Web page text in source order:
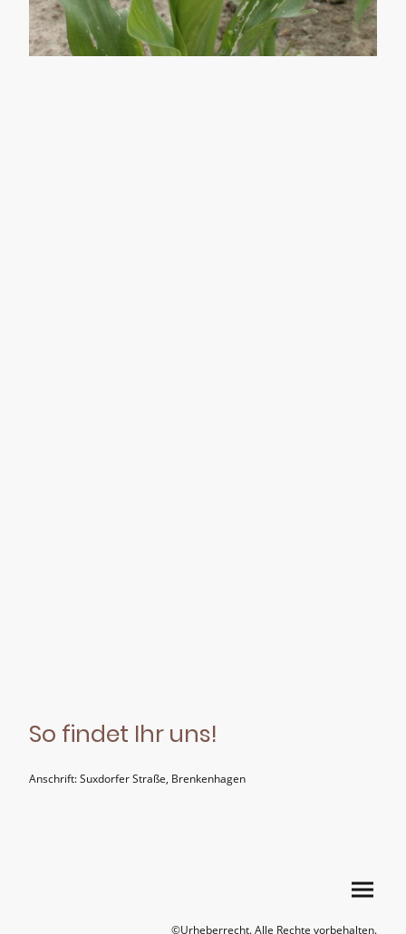
So findet Ihr uns!
Anschrift: Suxdorfer Straße, Brenkenhagen
©Urheberrecht. Alle Rechte vorbehalten.